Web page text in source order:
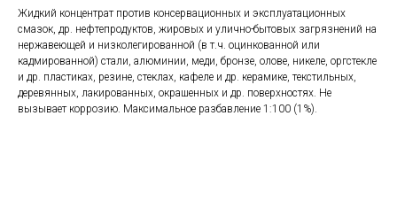
Жидкий концентрат против консервационных и эксплуатационных
смазок, др. нефтепродуктов, жировых и улично-бытовых загрязнений на
нержавеющей и низколегированной (в т.ч. оцинкованной или
кадмированной) стали, алюминии, меди, бронзе, олове, никеле, оргстекле
и др. пластиках, резине, стеклах, кафеле и др. керамике, текстильных,
деревянных, лакированных, окрашенных и др. поверхностях. Не
вызывает коррозию. Максимальное разбавление 1:100 (1%).